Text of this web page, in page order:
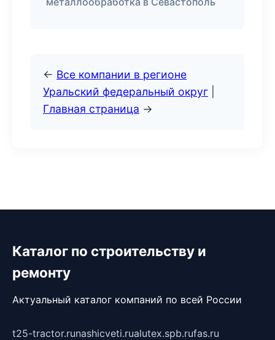
← Все компании в регионе
Уральский федеральный округ
Главная страница →
Каталог по строительству и
ремонту
Актуальный каталог компаний по всей России
t25-tractor.runashicveti.rualutex.spb.rufas.ru